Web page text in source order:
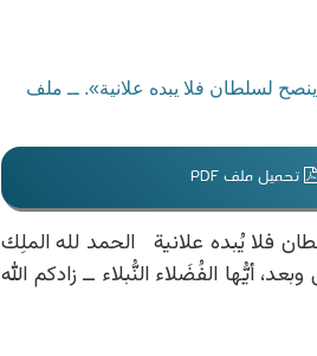
لسلطان فلا يبده علانية». ــ ملف
تحميل ملف PDF
فلا يُبده علانية الحمد لله الملِك
أيُّها الفُضَلاء النُّبلاء ــ زادكم الله